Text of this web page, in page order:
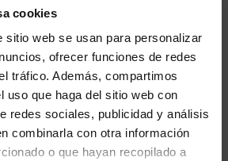
cookies
sitio web se usan para personalizar
ofrecer funciones de redes
tráfico. Además, compartimos
uso que haga del sitio web con
redes sociales, publicidad y análisis
combinarla con otra información
o que hayan recopilado a
de trabajo y en la adquisición…
+
Europa
África
Todas las aréas